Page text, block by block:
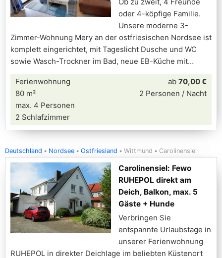
oder 4-köpfige Familie.
Unsere moderne 3-
Zimmer-Wohnung Mery an der ostfriesischen Nordsee ist
komplett eingerichtet, mit Tageslicht Dusche und WC
sowie Wasch-Trockner im Bad, neue EB-Küche mit
Ferienwohnung
80 m²
max. 4 Personen
2 Schlafzimmer
ab 70,00 €
2 Personen / Nacht
Deutschland Nordsee Ostfriesland Wittmund Carolinensiel
Carolinensiel: Fewo
RUHEPOL direkt am
Deich, Balkon, max. 5
Gäste + Hunde
Verbringen Sie
entspannte Urlaubstage in
unserer Ferienwohnung
RUHEPOL in direkter Deichlage im beliebten Küstenort